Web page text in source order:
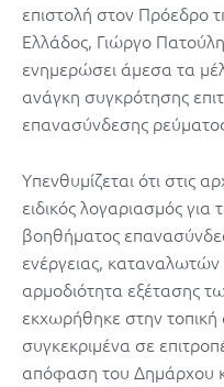
επιστολή στον Πρόεδρο
Ελλάδος, Γιώργο
ενημερώσει άμεσα τα
ανάγκη συγκρότησης
επανασύνδεσης
Υπενθυμίζεται ότι στις
ειδικός λογαριασμός
βοηθήματος
ενέργειας,
αρμοδιότητα εξέτασης
εκχωρήθηκε στην τοπική
συγκεκριμένα σε
απόφαση του Δημάρχου